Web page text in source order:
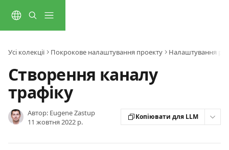
Усі колекції Покрокове налаштування проекту Налаштування
Створення каналу
трафіку
Автор: Eugene Zastup
11 жовтня 2022 р.
Копіювати для LLM